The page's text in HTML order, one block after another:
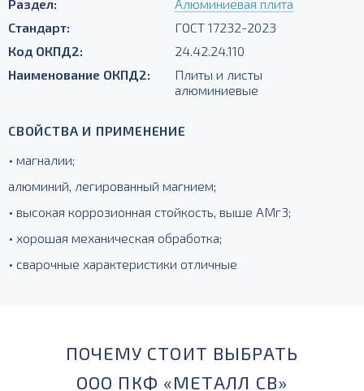
Раздел:
Алюминиевая плита
Стандарт:
ГОСТ 17232-2023
Код ОКПД2:
24.42.24.110
Наименование ОКПД2:
Плиты и листы
алюминиевые
СВОЙСТВА И ПРИМЕНЕНИЕ
• магналии;
алюминий, легированный магнием;
• высокая коррозионная стойкость, выше АМг3;
• хорошая механическая обработка;
• сварочные характеристики отличные
ПОЧЕМУ СТОИТ ВЫБРАТЬ
ООО ПКФ «МЕТАЛЛ СВ»